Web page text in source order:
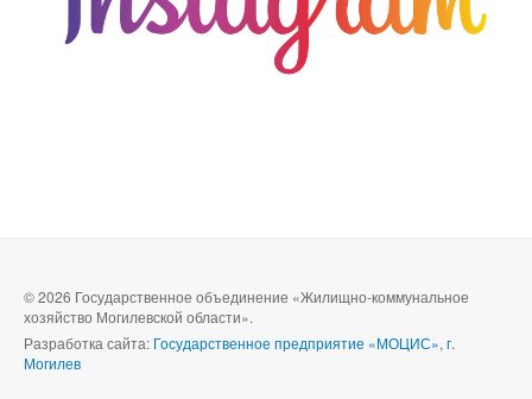
© 2026 Государственное объединение «Жилищно-коммунальное
хозяйство Могилевской области».
Разработка сайта: Государственное предприятие «МОЦИС», г.
Могилев